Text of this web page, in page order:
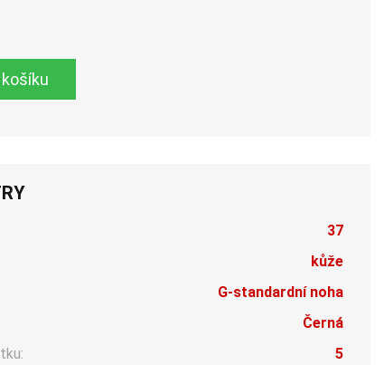
37
kůže
G-standardní noha
Černá
5